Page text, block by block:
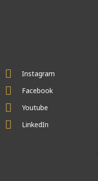
Instagram
Facebook
Youtube
LinkedIn